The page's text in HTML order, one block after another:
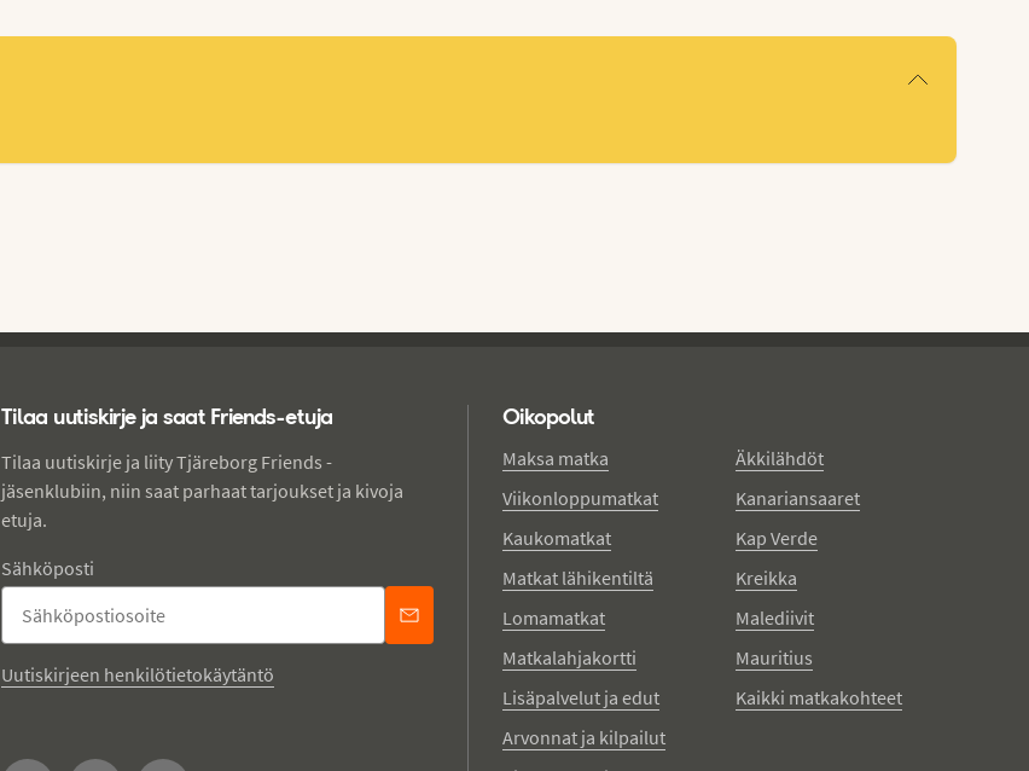
Tilaa uutiskirje ja saat Friends-etuja
Tilaa uutiskirje ja liity Tjäreborg Friends -
jäsenklubiin, niin saat parhaat tarjoukset ja kivoja
etuja.
Sähköposti
Uutiskirjeen henkilötietokäytäntö
Oikopolut
Maksa matka
Viikonloppumatkat
Kaukomatkat
Matkat lähikentiltä
Lomamatkat
Matkalahjakortti
Lisäpalvelut ja edut
Arvonnat ja kilpailut
Äkkilähdöt
Kanariansaaret
Kap Verde
Kreikka
Malediivit
Mauritius
Kaikki matkakohteet